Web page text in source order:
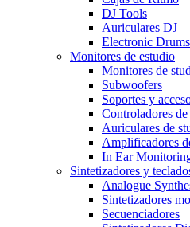
DJ Tools
Auriculares DJ
Electronic Drums
Monitores de estudio
Monitores de
Subwoofers
Soportes y
Controladores
Auriculares de
Amplificadores
In Ear
Sintetizadores y
Analogue
Sintetizadores
Secuenciadores